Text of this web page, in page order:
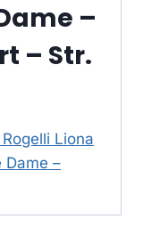
–
– Str.
Liona
Dame –